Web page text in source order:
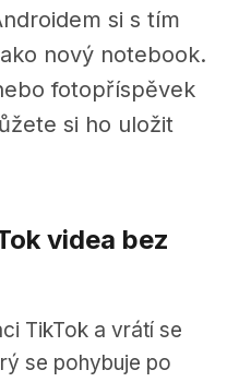
si s tím
nový notebook.
fotopříspěvek
si ho uložit
videa bez
TikTok a vrátí se
se pohybuje po